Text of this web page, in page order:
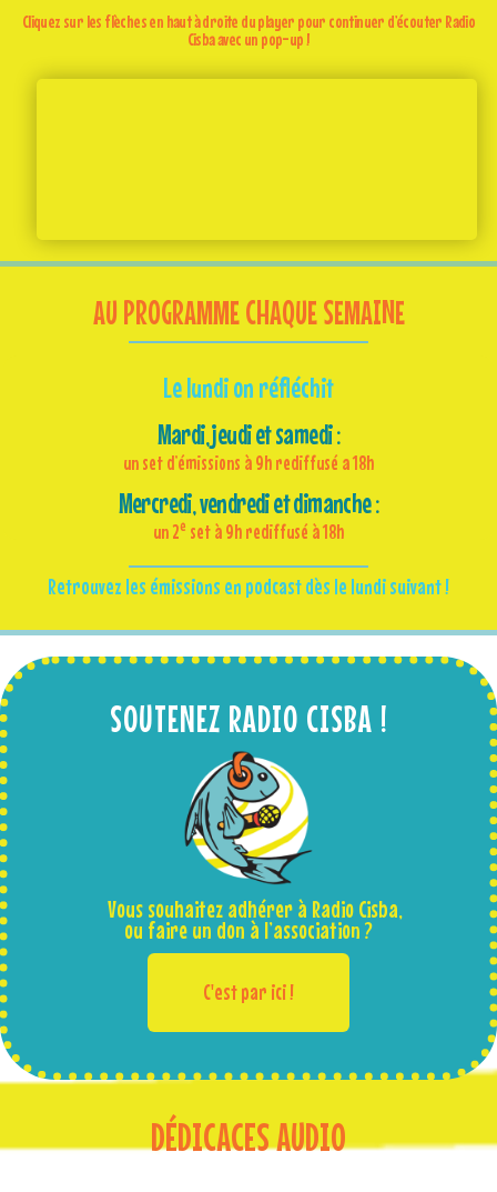
Cliquez sur les flèches en haut à droite du player pour continuer d’écouter Radio
Cisba avec un pop-up !
AU PROGRAMME CHAQUE SEMAINE
Le lundi on réfléchit
Mardi, jeudi et samedi :
un set d’émissions à 9h rediffusé a 18h
Mercredi, vendredi et dimanche :
un 2e set à 9h rediffusé à 18h
Retrouvez les émissions en podcast dès le lundi suivant !
SOUTENEZ RADIO CISBA !
Vous souhaitez adhérer à Radio Cisba,
ou faire un don à l’association ?
C'est par ici !
DÉDICACES AUDIO